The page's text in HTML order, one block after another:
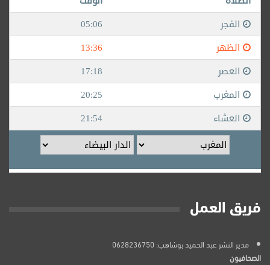
فريق العمل
مدير النشر عبد الحميد بوشاهب: 0628236750
الصحافيون